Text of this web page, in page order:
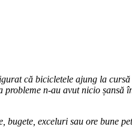
că bicicletele ajung la
n-au avut nicio
exceluri sau ore bune